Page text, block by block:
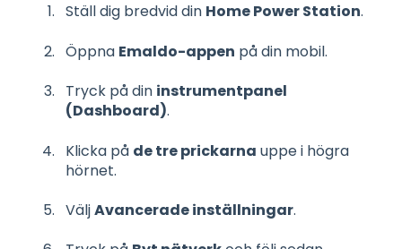
Ställ dig bredvid din Home Power Station.
Öppna Emaldo-appen på din mobil.
Tryck på din instrumentpanel
(Dashboard).
Klicka på de tre prickarna uppe i högra
hörnet.
VäljAvancerade inställningar.